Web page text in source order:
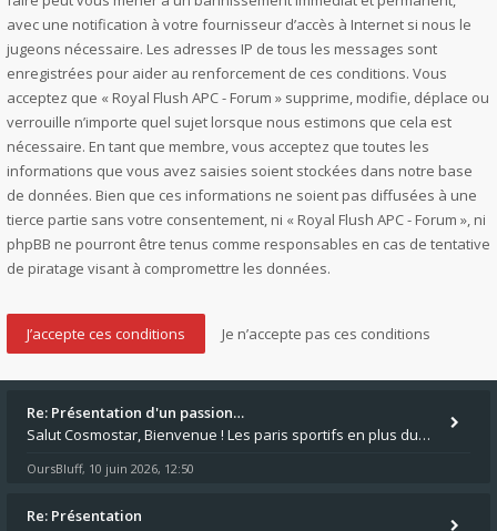
avec une notification à votre fournisseur d’accès à Internet si nous le
jugeons nécessaire. Les adresses IP de tous les messages sont
enregistrées pour aider au renforcement de ces conditions. Vous
acceptez que « Royal Flush APC - Forum » supprime, modifie, déplace ou
verrouille n’importe quel sujet lorsque nous estimons que cela est
nécessaire. En tant que membre, vous acceptez que toutes les
informations que vous avez saisies soient stockées dans notre base
de données. Bien que ces informations ne soient pas diffusées à une
tierce partie sans votre consentement, ni « Royal Flush APC - Forum », ni
phpBB ne pourront être tenus comme responsables en cas de tentative
de piratage visant à compromettre les données.
Re: Présentation d'un passion…
Salut Cosmostar, Bienvenue ! Les paris sportifs en plus du poker, c'est ce que je fais aussi. Surtout la NBA, je mise su
OursBluff, 10 juin 2026, 12:50
Re: Présentation